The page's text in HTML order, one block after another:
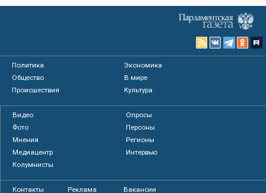
Политика
Экономика
Общество
В мире
Происшествия
Культура
Видео
Опросы
Фото
Персоны
Мнения
Регионы
Медиацентр
Интервью
Колумнисты
Контакты Реклама Вакансии